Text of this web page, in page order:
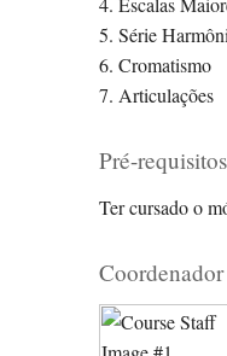
5. Série
6. Cromatismo
7. Articulações
Pré-requisitos
Ter cursado o